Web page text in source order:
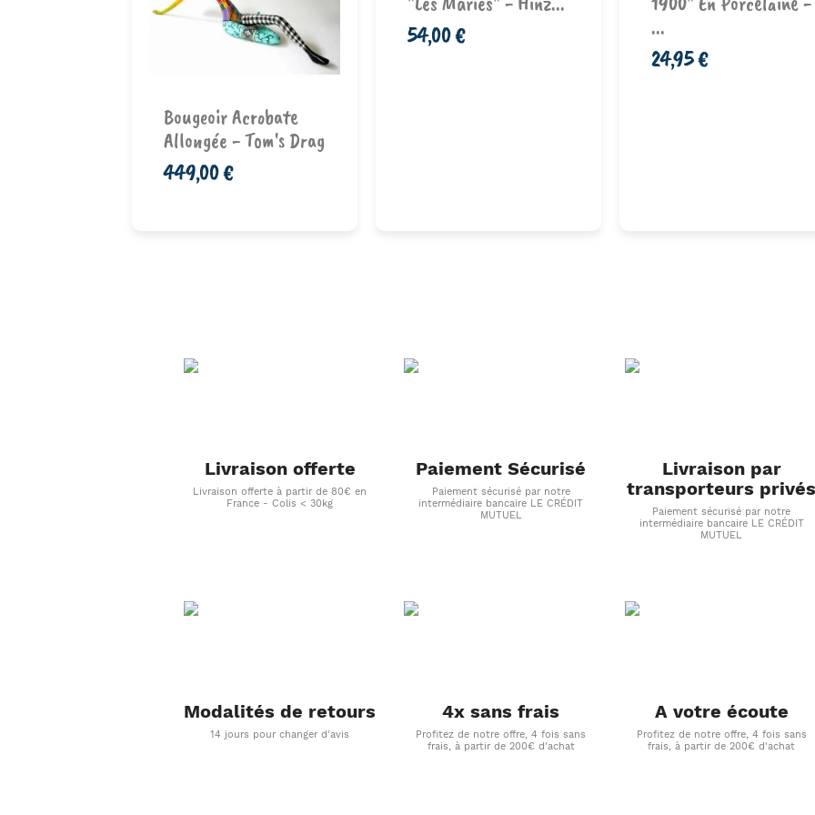
Bougeoir Acrobate
Allongée - Tom's Drag
449,00 €
Ajouter au
panier
54,00 €
...
24,95 €
Livraison offerte
Livraison offerte à partir de 80€ en
France - Colis < 30kg
Paiement Sécurisé
Paiement sécurisé par notre
intermédiaire bancaire LE CRÉDIT
MUTUEL
Livraison par
transporteurs privés
Paiement sécurisé par notre
intermédiaire bancaire LE CRÉDIT
MUTUEL
Modalités de retours
14 jours pour changer d'avis
4x sans frais
Profitez de notre offre, 4 fois sans
frais, à partir de 200€ d'achat
A votre écoute
Profitez de notre offre, 4 fois sans
frais, à partir de 200€ d'achat